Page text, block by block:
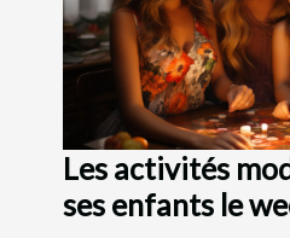
Les activités
ses enfants le